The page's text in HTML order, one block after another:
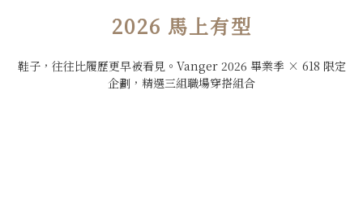
2026 馬上有型
鞋子，往往比履歷更早被看見。Vanger 2026 畢業季 × 618 限定
企劃，精選三組職場穿搭組合